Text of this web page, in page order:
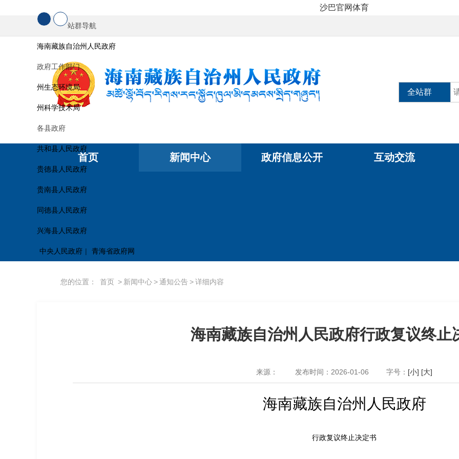
沙巴官网体育
站群导航
海南藏族自治州人民政府
政府工作部门
州生态环境局
州科学技术局
各县政府
共和县人民政府
贵德县人民政府
贵南县人民政府
同德县人民政府
兴海县人民政府
中央人民政府 | 青海省政府网
全站群
首页 新闻中心 政府信息公开 互动交流
您的位置： 首页 > 新闻中心>通知公告>详细内容
海南藏族自治州人民政府行政复议终止
来源： 发布时间：2026-01-06 字号： [小] [大]
海南藏族自治州人民政府
行政复议终止决定书